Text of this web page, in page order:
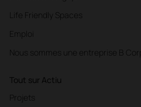
Life Friendly Spaces
Emploi
Nous sommes une entreprise B Corp
Tout sur Actiu
Projets